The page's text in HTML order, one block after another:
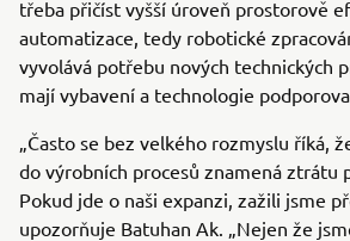
třeba přičíst vyšší úroveň prostorově
automatizace, tedy robotické
vyvolává potřebu nových technických
mají vybavení a technologie
„Často se bez velkého rozmyslu říká,
do výrobních procesů znamená ztrátu
Pokud jde o naši expanzi, zažili jsme
upozorňuje Batuhan Ak. „Nejen že